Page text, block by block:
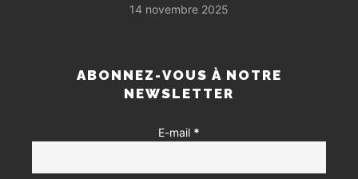
14 novembre 2025
ABONNEZ-VOUS À NOTRE
NEWSLETTER
E-mail *